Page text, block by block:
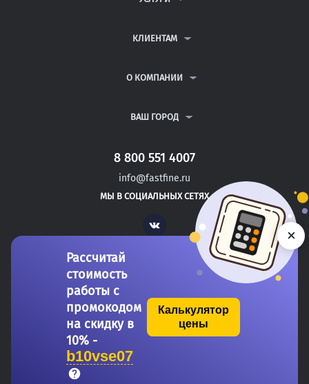
ДИПЛОМНЫЕ РАБОТЫ
РЕФЕРАТЫ
КЛИЕНТАМ
ВОПРОСЫ И ОТВЕТЫ
ПОЛИТИКА КОНФИДЕНЦИАЛЬНОСТИ
О КОМПАНИИ
КОНТАКТЫ
ВАШ ГОРОД
САНКТ-ПЕТЕРБУРГ
БАТЫРЕВО
КАНАШ
8 800 551 4007
info@fastfine.ru
МЫ В СОЦИАЛЬНЫХ СЕТЯХ
Vk
Copyright 2011-2026 FastFine.ru
Общество с ограниченной ответственностью «Форстад» ОГРН: 1137746693457 ИНН/КПП:
Рассчитай
стоимость
работы с
промокодом
на скидку в
10% -
b10vse07
Калькулятор
цены
×